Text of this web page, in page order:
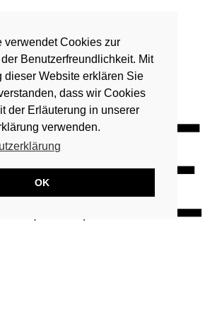
verwendet Cookies zur
Benutzerfreundlichkeit. Mit
dieser Website erklären Sie
dass wir Cookies
der Erläuterung in unserer
verwenden.
OK